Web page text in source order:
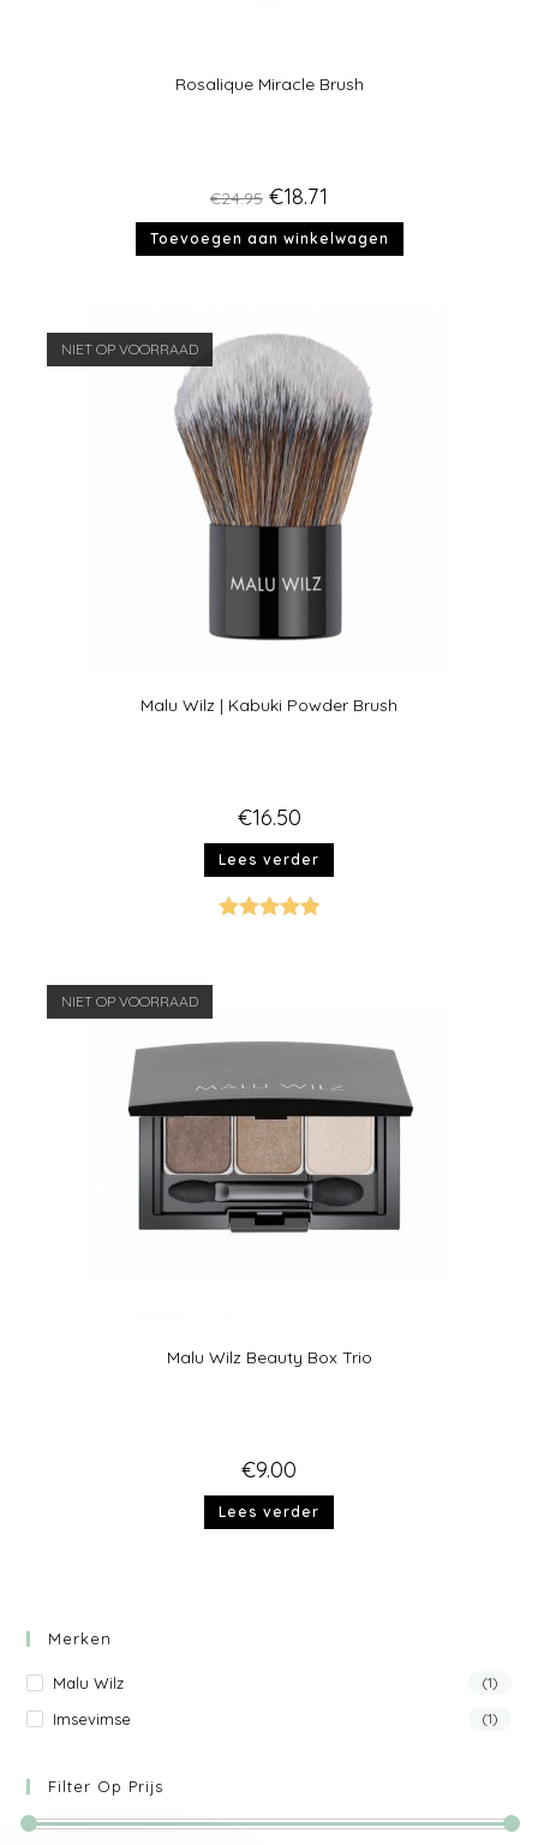
Rosalique Miracle Brush
€24.95 €18.71
Toevoegen aan winkelwagen
NIET OP VOORRAAD
Malu Wilz | Kabuki Powder Brush
€16.50
Lees verder
NIET OP VOORRAAD
Malu Wilz Beauty Box Trio
€9.00
Lees verder
Merken
Malu Wilz (1)
Imsevimse (1)
Filter Op Prijs